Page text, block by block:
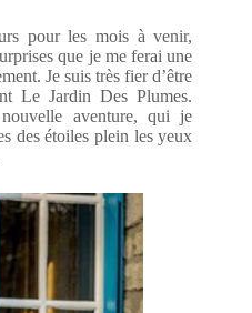
pour les mois à venir,
que je me ferai une
Je suis très fier d’être
Le Jardin Des Plumes.
aventure, qui je
des étoiles plein les yeux